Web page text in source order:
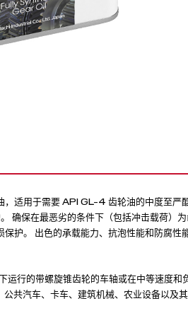
用于需要 API GL-4 齿轮油的中度至严
确保在最恶劣的条件下（包括冲击载荷）
护。 出色的承载能力、抗泡性能和防腐性
运行的带螺旋锥齿轮的车轴或在中等速度
共汽车、卡车、建筑机械、农业设备以及